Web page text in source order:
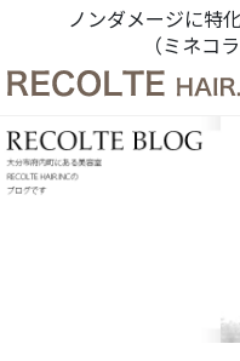
ノンダメージに特
（ミネコ